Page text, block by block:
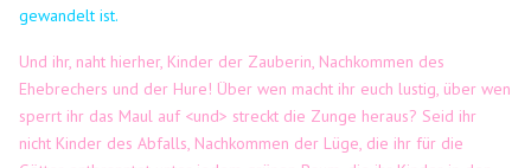
gewandelt ist.
Und ihr, naht hierher, Kinder der Zauberin, Nachkommen des
Ehebrechers und der Hure! Über wen macht ihr euch lustig, über wen
sperrt ihr das Maul auf <und> streckt die Zunge heraus? Seid ihr
nicht Kinder des Abfalls, Nachkommen der Lüge, die ihr für die